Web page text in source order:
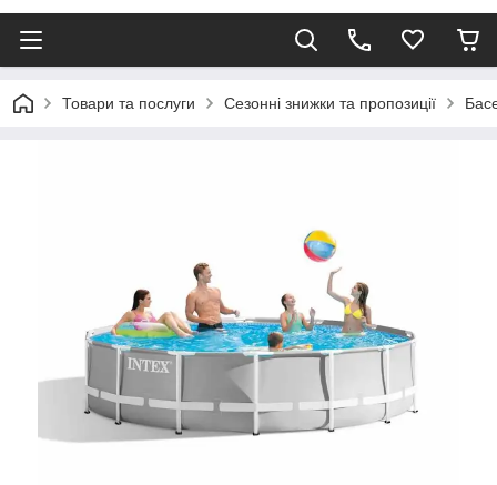
Товари та послуги Сезонні знижки та пропозиції